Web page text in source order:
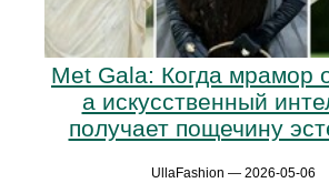
Met Gala: Когда мрамор
а искусственный
получает пощечину
UllaFashion — 2026-05-06